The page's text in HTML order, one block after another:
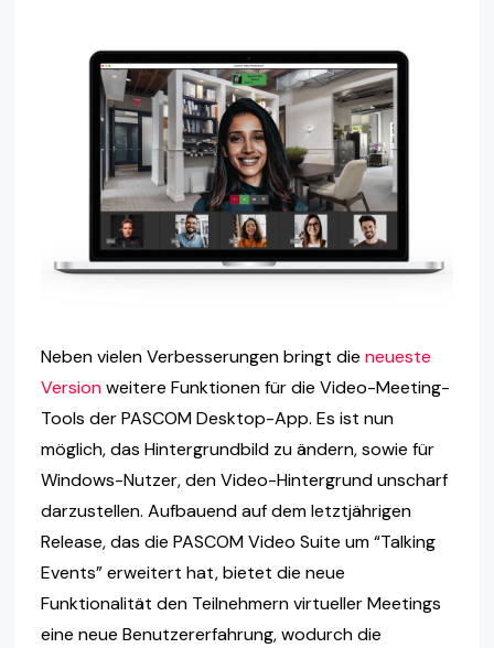
Neben vielen Verbesserungen bringt die neueste
Versionweitere Funktionen für die Video-Meeting-
Tools der PASCOM Desktop-App. Es ist nun
möglich, das Hintergrundbild zu ändern, sowie für
Windows-Nutzer, den Video-Hintergrund unscharf
darzustellen. Aufbauend auf dem letztjährigen
Release, das die PASCOM Video Suite um “Talking
Events” erweitert hat, bietet die neue
Funktionalität den Teilnehmern virtueller Meetings
eine neue Benutzererfahrung, wodurch die